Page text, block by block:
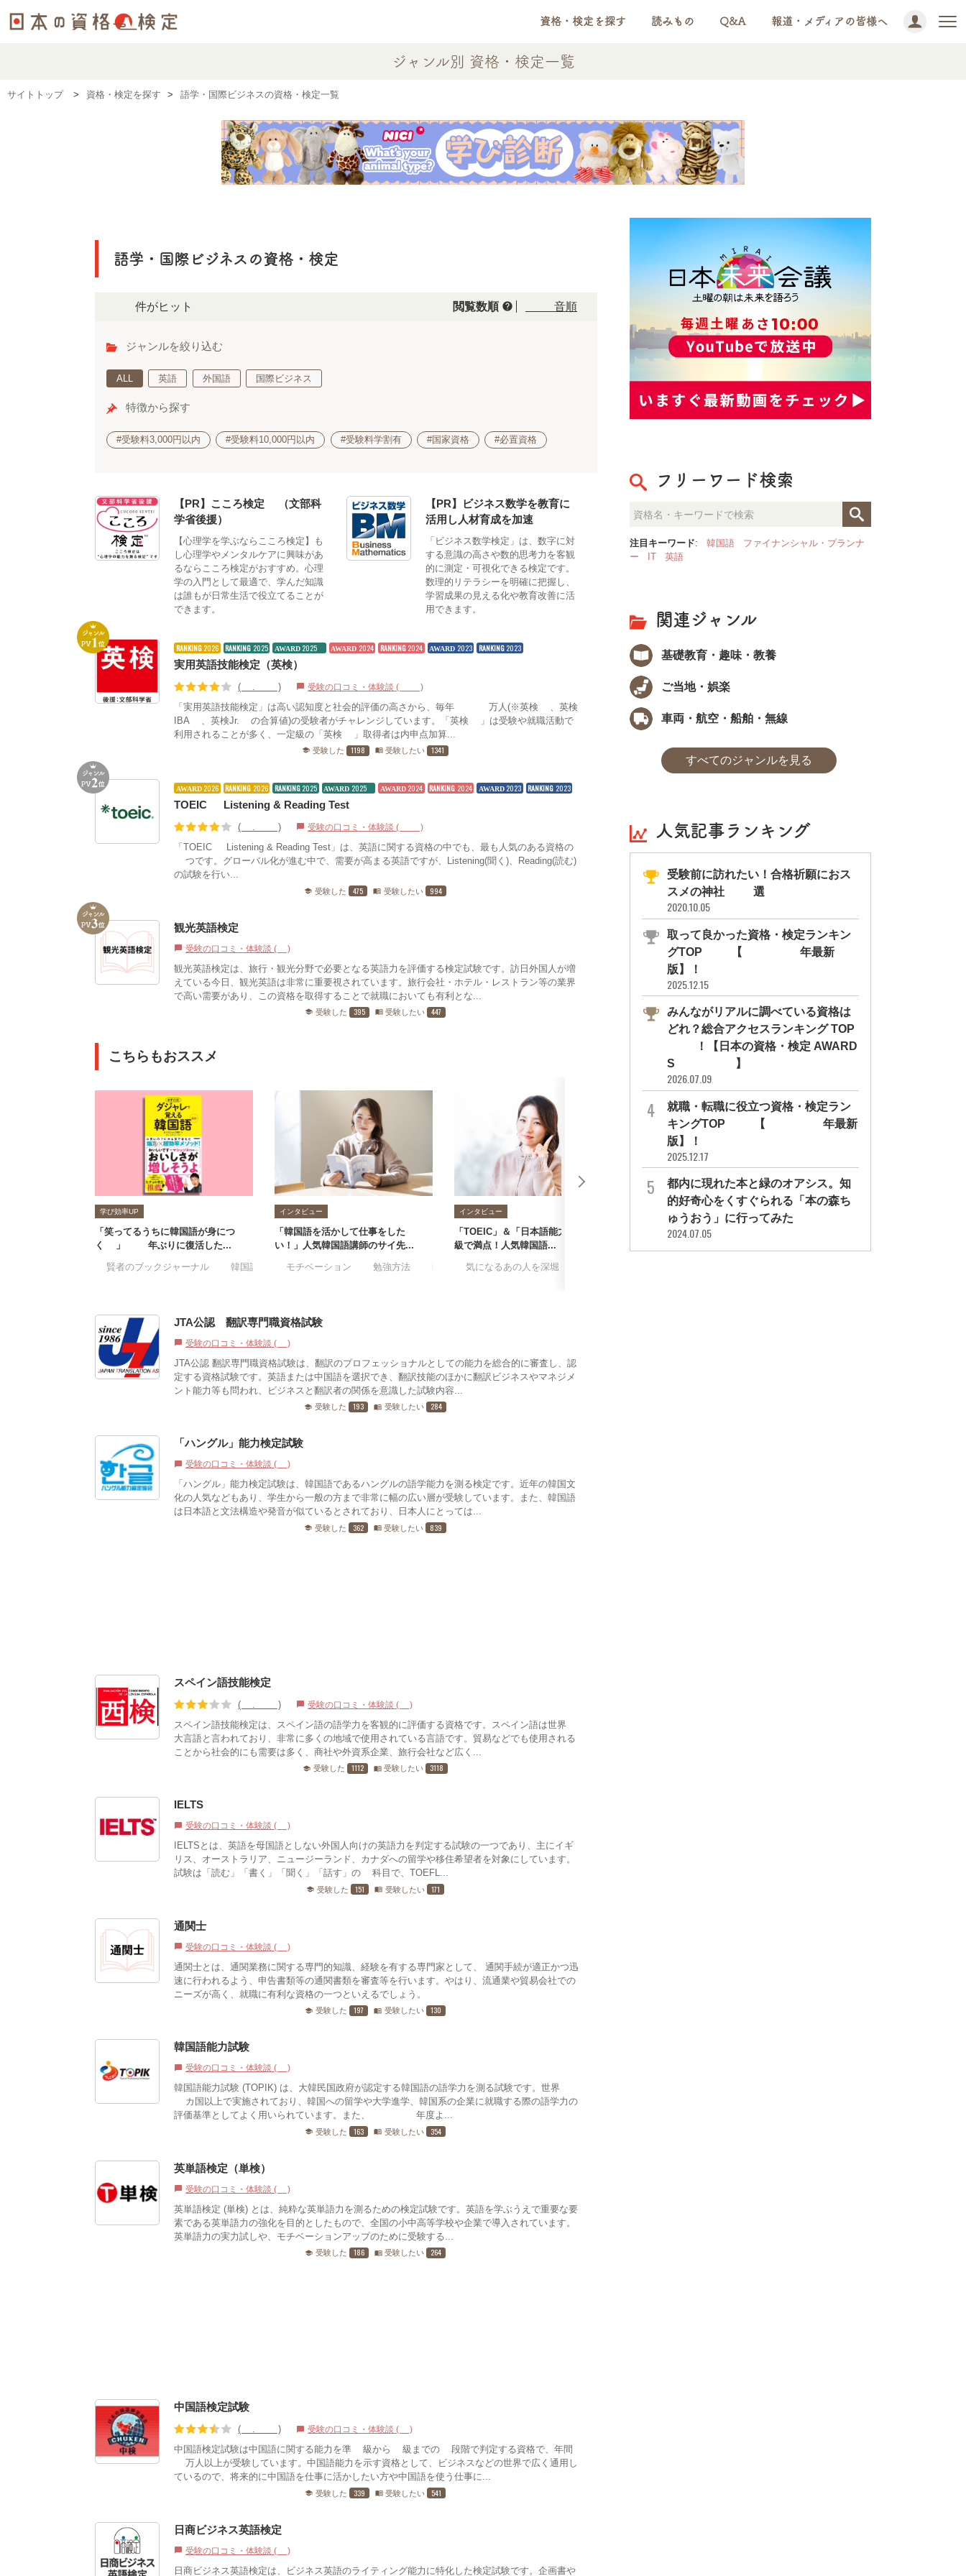
資格・検定を探す 読みもの Q&A 報道・メディアの皆様へ
ジャンル別 資格・検定一覧
サイトトップ 資格・検定を探す 語学・国際ビジネスの資格・検定一覧
語学・国際ビジネスの資格・検定
67件がヒット 閲覧数順 help 50音順
ジャンルを絞り込む
ALL 英語 外国語 国際ビジネス
特徴から探す
#受験料3,000円以内 #受験料10,000円以内 #受験料学割有 #国家資格 #必置資格
【PR】こころ検定®（文部科
学省後援）
【心理学を学ぶならこころ検定】も
し心理学やメンタルケアに興味があ
るならこころ検定がおすすめ。心理
学の入門として最適で、学んだ知識
は誰もが日常生活で役立てることが
できます。
【PR】ビジネス数学を教育に
活用し人材育成を加速
「ビジネス数学検定」は、数字に対
する意識の高さや数的思考力を客観
的に測定・可視化できる検定です。
数理的リテラシーを明確に把握し、
学習成果の見える化や教育改善に活
用できます。
RANKING 2026 RANKING 2025 AWARD 2025 AWARD 2024 RANKING 2024 AWARD 2023 RANKING 2023
実用英語技能検定（英検）
(4.19) chat_bubble 受験の口コミ・体験談 (37)
「実用英語技能検定」は高い認知度と社会的評価の高さから、毎年400万人(※英検®、英検
IBA®、英検Jr.®の合算値)の受験者がチャレンジしています。「英検®」は受験や就職活動で
利用されることが多く、一定級の「英検®」取得者は内申点加算...
school 受験した 1198 menu_book 受験したい 1341
AWARD 2026 RANKING 2026 RANKING 2025 AWARD 2025 AWARD 2024 RANKING 2024 AWARD 2023 RANKING 2023
TOEIC® Listening & Reading Test
(4.13) chat_bubble 受験の口コミ・体験談 (16)
「TOEIC® Listening & Reading Test」は、英語に関する資格の中でも、最も人気のある資格の
1つです。グローバル化が進む中で、需要が高まる英語ですが、Listening(聞く)、Reading(読む)
の試験を行い...
school 受験した 475 menu_book 受験したい 994
観光英語検定
chat_bubble 受験の口コミ・体験談 (1)
観光英語検定は、旅行・観光分野で必要となる英語力を評価する検定試験です。訪日外国人が増
えている今日、観光英語は非常に重要視されています。旅行会社・ホテル・レストラン等の業界
で高い需要があり、この資格を取得することで就職においても有利とな...
school 受験した 395 menu_book 受験したい 447
こちらもおススメ
学び効率UP
「笑ってるうちに韓国語が身につ
く⁉」15年ぶりに復活した...
#賢者のブックジャーナル
#韓国語
インタビュー
「韓国語を活かして仕事をした
い！」人気韓国語講師のサイ先...
#モチベーション
#勉強方法 #韓流 #韓国語 #サイ先生
インタビュー
「TOEIC」＆「日本語能力試験」1
級で満点！人気韓国語...
#気になるあの人を深堀り
失敗しない！ 韓国式推し活マナー＆
JTA公認 翻訳専門職資格試験
chat_bubble 受験の口コミ・体験談 (2)
JTA公認 翻訳専門職資格試験は、翻訳のプロフェッショナルとしての能力を総合的に審査し、認
定する資格試験です。英語または中国語を選択でき、翻訳技能のほかに翻訳ビジネスやマネジメ
ント能力等も問われ、ビジネスと翻訳者の関係を意識した試験内容...
school 受験した 193 menu_book 受験したい 284
「ハングル」能力検定試験
chat_bubble 受験の口コミ・体験談 (2)
「ハングル」能力検定試験は、韓国語であるハングルの語学能力を測る検定です。近年の韓国文
化の人気などもあり、学生から一般の方まで非常に幅の広い層が受験しています。また、韓国語
は日本語と文法構造や発音が似ているとされており、日本人にとっては...
school 受験した 362 menu_book 受験したい 839
スペイン語技能検定
(3.11) chat_bubble 受験の口コミ・体験談 (4)
スペイン語技能検定は、スペイン語の語学力を客観的に評価する資格です。スペイン語は世界3
大言語と言われており、非常に多くの地域で使用されている言語です。貿易などでも使用される
ことから社会的にも需要は多く、商社や外資系企業、旅行会社など広く...
school 受験した 1112 menu_book 受験したい 3118
IELTS
chat_bubble 受験の口コミ・体験談 (3)
IELTSとは、英語を母国語としない外国人向けの英語力を判定する試験の一つであり、主にイギ
リス、オーストラリア、ニュージーランド、カナダへの留学や移住希望者を対象にしています。
試験は「読む」「書く」「聞く」「話す」の4科目で、TOEFL...
school 受験した 151 menu_book 受験したい 171
通関士
chat_bubble 受験の口コミ・体験談 (0)
通関士とは、通関業務に関する専門的知識、経験を有する専門家として、 通関手続が適正かつ迅
速に行われるよう、申告書類等の通関書類を審査等を行います。やはり、流通業や貿易会社での
ニーズが高く、就職に有利な資格の一つといえるでしょう。
school 受験した 197 menu_book 受験したい 130
韓国語能力試験
chat_bubble 受験の口コミ・体験談 (3)
韓国語能力試験 (TOPIK) は、大韓民国政府が認定する韓国語の語学力を測る試験です。世界7
0カ国以上で実施されており、韓国への留学や大学進学、韓国系の企業に就職する際の語学力の
評価基準としてよく用いられています。また、2016年度よ...
school 受験した 163 menu_book 受験したい 354
英単語検定（単検）
chat_bubble 受験の口コミ・体験談 (0)
英単語検定 (単検) とは、純粋な英単語力を測るための検定試験です。英語を学ぶうえで重要な要
素である英単語力の強化を目的としたもので、全国の小中高等学校や企業で導入されています。
英単語力の実力試しや、モチベーションアップのために受験する...
school 受験した 186 menu_book 受験したい 264
中国語検定試験
(3.56) chat_bubble 受験の口コミ・体験談 (4)
中国語検定試験は中国語に関する能力を準4級から1級までの6段階で判定する資格で、年間
3万人以上が受験しています。中国語能力を示す資格として、ビジネスなどの世界で広く通用し
ているので、将来的に中国語を仕事に活かしたい方や中国語を使う仕事に...
school 受験した 339 menu_book 受験したい 541
日商ビジネス英語検定
chat_bubble 受験の口コミ・体験談 (1)
日商ビジネス英語検定は、ビジネス英語のライティング能力に特化した検定試験です。企画書や
フリーワード検索
注目キーワード: 韓国語
ファイナンシャル・プランナ
ー
IT 英語
関連ジャンル
基礎教育・趣味・教養
ご当地・娯楽
車両・航空・船舶・無線
すべてのジャンルを見る
人気記事ランキング
受験前に訪れたい！合格祈願におス
スメの神社11選
2020.10.05
取って良かった資格・検定ランキン
グTOP10【2026年最新
版】！
2025.12.15
みんながリアルに調べている資格は
どれ？総合アクセスランキング TOP
10！【日本の資格・検定 AWARD
S 2026】
2026.07.09
就職・転職に役立つ資格・検定ラン
キングTOP30【2026年最新
版】！
2025.12.17
都内に現れた本と緑のオアシス。知
的好奇心をくすぐられる「本の森ち
ゅうおう」に行ってみた
2024.07.05